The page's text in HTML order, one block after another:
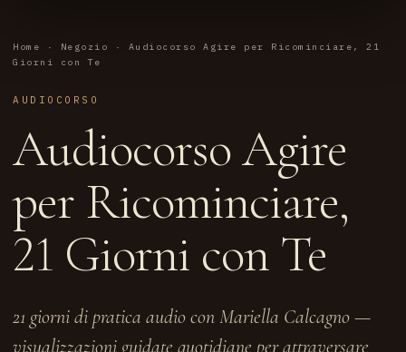
Home · Negozio · Audiocorso Agire per Ricominciare, 21
Giorni con Te
AUDIOCORSO
Audiocorso Agire
per Ricominciare,
21 Giorni con Te
21 giorni di pratica audio con Mariella Calcagno —
visualizzazioni guidate quotidiane per attraversare